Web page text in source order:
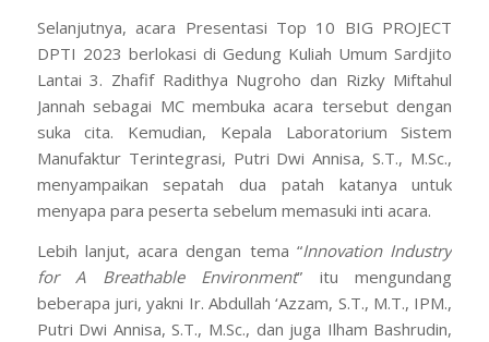
Selanjutnya, acara Presentasi Top 10 BIG PROJECT
DPTI 2023 berlokasi di Gedung Kuliah Umum Sardjito
Lantai 3. Zhafif Radithya Nugroho dan Rizky Miftahul
Jannah sebagai MC membuka acara tersebut dengan
suka cita. Kemudian, Kepala Laboratorium Sistem
Manufaktur Terintegrasi, Putri Dwi Annisa, S.T., M.Sc.,
menyampaikan sepatah dua patah katanya untuk
menyapa para peserta sebelum memasuki inti acara.
Lebih lanjut, acara dengan tema “Innovation Industry
for A Breathable Environment” itu mengundang
beberapa juri, yakni Ir. Abdullah ‘Azzam, S.T., M.T., IPM.,
Putri Dwi Annisa, S.T., M.Sc., dan juga Ilham Bashrudin,